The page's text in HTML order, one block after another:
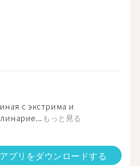
с экстрима и
もっと見る
アプリをダウンロードする